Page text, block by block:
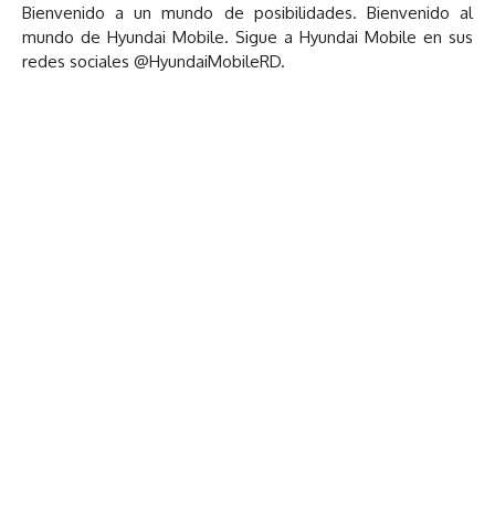
Bienvenido a un mundo de posibilidades. Bienvenido al
mundo de Hyundai Mobile. Sigue a Hyundai Mobile en sus
redes sociales @HyundaiMobileRD.